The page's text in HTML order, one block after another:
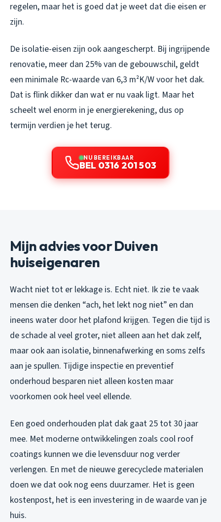
regelen, maar het is goed dat je weet dat die eisen er
zijn.
De isolatie-eisen zijn ook aangescherpt. Bij ingrijpende
renovatie, meer dan 25% van de gebouwschil, geldt
een minimale Rc-waarde van 6,3 m²K/W voor het dak.
Dat is flink dikker dan wat er nu vaak ligt. Maar het
scheelt wel enorm in je energierekening, dus op
termijn verdien je het terug.
NU BEREIKBAAR
BEL 0316 201 503
Mijn advies voor Duiven
huiseigenaren
Wacht niet tot er lekkage is. Echt niet. Ik zie te vaak
mensen die denken “ach, het lekt nog niet” en dan
ineens water door het plafond krijgen. Tegen die tijd is
de schade al veel groter, niet alleen aan het dak zelf,
maar ook aan isolatie, binnenafwerking en soms zelfs
aan je spullen. Tijdige inspectie en preventief
onderhoud besparen niet alleen kosten maar
voorkomen ook heel veel ellende.
Een goed onderhouden plat dak gaat 25 tot 30 jaar
mee. Met moderne ontwikkelingen zoals cool roof
coatings kunnen we die levensduur nog verder
verlengen. En met de nieuwe gerecyclede materialen
doen we dat ook nog eens duurzamer. Het is geen
kostenpost, het is een investering in de waarde van je
huis.